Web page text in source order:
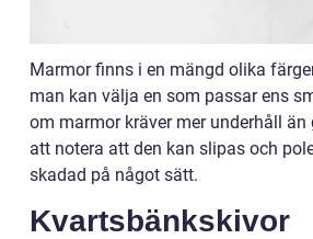
Marmor finns i en mängd olika
man kan välja en som passar ens
om marmor kräver mer underhåll än
att notera att den kan slipas och
skadad på något sätt.
Kvartsbänkskivor